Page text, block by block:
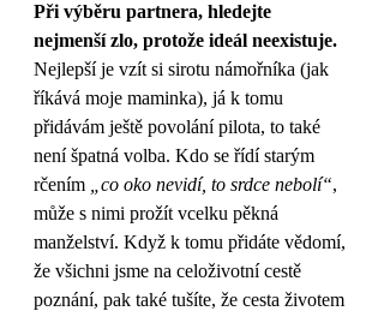
Při výběru partnera, hledejte
nejmenší zlo, protože ideál neexistuje.
Nejlepší je vzít si sirotu námořníka (jak
říkává moje maminka), já k tomu
přidávám ještě povolání pilota, to také
není špatná volba. Kdo se řídí starým
rčením
„co oko nevidí, to srdce nebolí“,
může s nimi prožít vcelku pěkná
manželství. Když k tomu přidáte vědomí,
že všichni jsme na celoživotní cestě
poznání, pak také tušíte, že cesta životem